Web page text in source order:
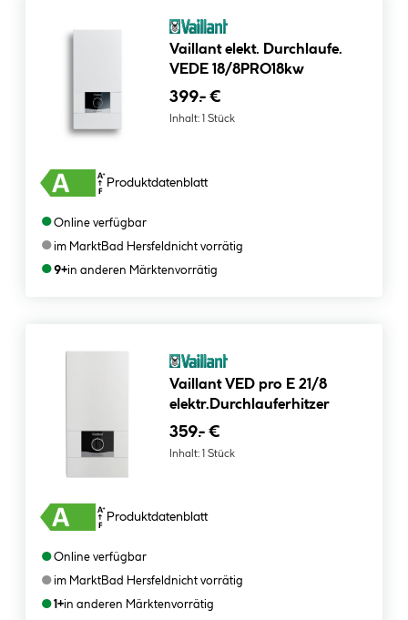
Vaillant elekt. Durchlaufe.
VEDE 18/8PRO18kw
399.- €
Inhalt: 1 Stück
Produktdatenblatt
●Online verfügbar
●im MarktBad Hersfeldnicht vorrätig
●9+in anderen Märktenvorrätig
Vaillant VED pro E 21/8
elektr.Durchlauferhitzer
359.- €
Inhalt: 1 Stück
Produktdatenblatt
●Online verfügbar
●im MarktBad Hersfeldnicht vorrätig
●1+in anderen Märktenvorrätig